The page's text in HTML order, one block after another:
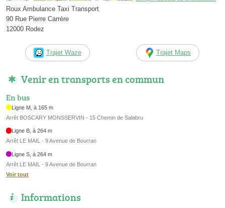
Roux Ambulance Taxi Transport
90 Rue Pierre Carrère
12000 Rodez
Trajet Waze Trajet Maps
Venir en transports en commun
En bus
Ligne M, à 165 m
Arrêt BOSCARY MONSSERVIN - 15 Chemin de Salabru
Ligne B, à 264 m
Arrêt LE MAIL - 9 Avenue de Bourran
Ligne S, à 264 m
Arrêt LE MAIL - 9 Avenue de Bourran
Voir tout
Informations